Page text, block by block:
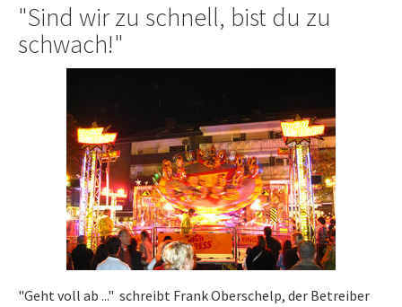
"Sind wir zu schnell, bist du zu
schwach!"
"Geht voll ab ..." schreibt Frank Oberschelp, der Betreiber